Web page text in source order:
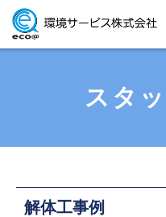
スタ
解体工事例